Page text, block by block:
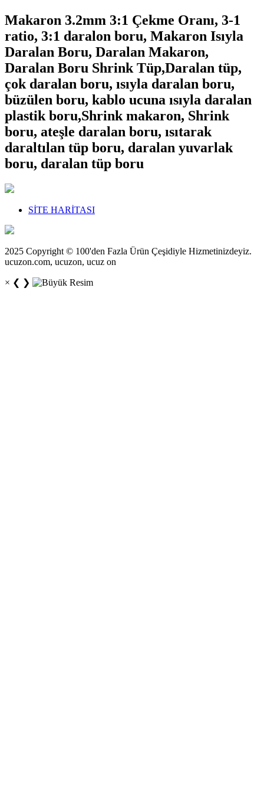
Makaron 3.2mm 3:1 Çekme Oranı, 3-1
ratio, 3:1 daralon boru, Makaron Isıyla
Daralan Boru, Daralan Makaron,
Daralan Boru Shrink Tüp,Daralan tüp,
çok daralan boru, ısıyla daralan boru,
büzülen boru, kablo ucuna ısıyla daralan
plastik boru,Shrink makaron, Shrink
boru, ateşle daralan boru, ısıtarak
daraltılan tüp boru, daralan yuvarlak
boru, daralan tüp boru
SİTE HARİTASI
2025 Copyright © 100'den Fazla Ürün Çeşidiyle Hizmetinizdeyiz.
ucuzon.com, ucuzon, ucuz on
× ❮ ❯